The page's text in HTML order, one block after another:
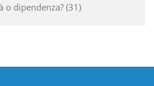
o dipendenza? 31